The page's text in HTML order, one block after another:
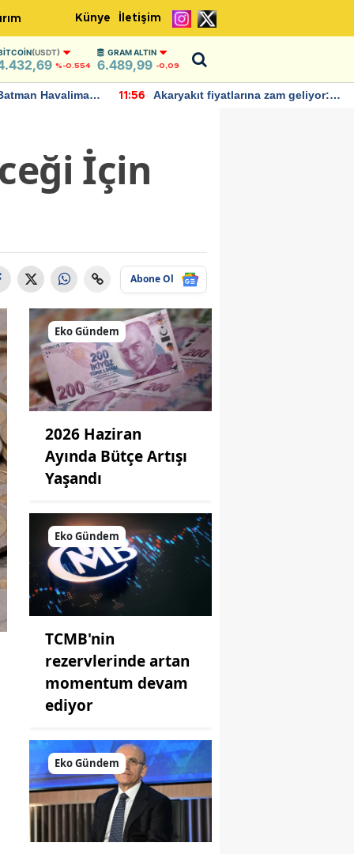
Künye İletişim
(USDT)
%-0.554
GRAM ALTIN
6.489,99 -0,09
Havalimanı
11:56
Akaryakıt fiyatlarına zam geliyor:
İçin
Abone Ol
Eko Gündem
2026 Haziran
Ayında Bütçe Artışı
Yaşandı
Eko Gündem
TCMB'nin
rezervlerinde artan
momentum devam
ediyor
Eko Gündem